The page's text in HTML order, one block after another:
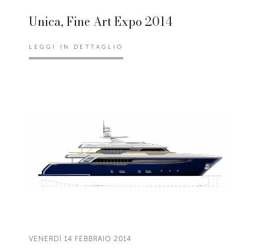
Unica, Fine Art Expo 2014
LEGGI IN DETTAGLIO
VENERDÌ 14 FEBBRAIO 2014